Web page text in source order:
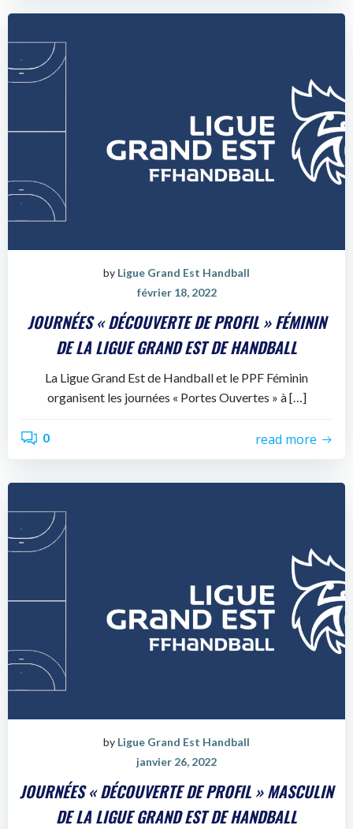
by Ligue Grand Est Handball
février 18, 2022
JOURNÉES « DÉCOUVERTE DE PROFIL » FÉMININ
DE LA LIGUE GRAND EST DE HANDBALL
La Ligue Grand Est de Handball et le PPF Féminin
organisent les journées « Portes Ouvertes » à […]
0 read more
by Ligue Grand Est Handball
janvier 26, 2022
JOURNÉES « DÉCOUVERTE DE PROFIL » MASCULIN
DE LA LIGUE GRAND EST DE HANDBALL